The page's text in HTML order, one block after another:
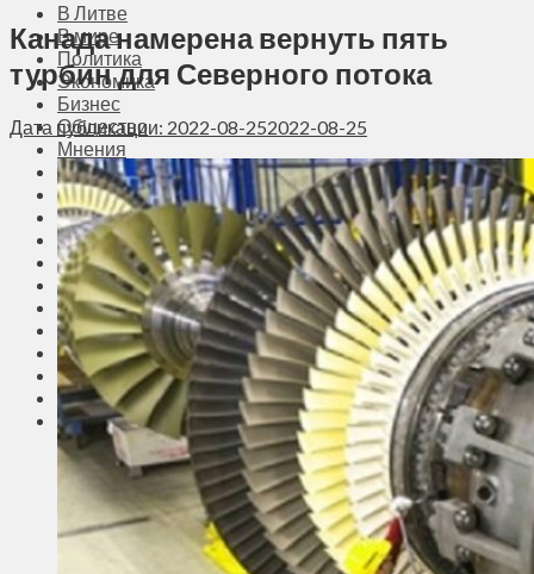
В Литве
В мире
Политика
Экономика
Бизнес
Общество
Мнения
Вильнюс
Клайпеда
Висагинас
Регионы
Соседи
Транспорт
Выбор читателей
Калейдоскоп
Армия
Сейм Литвы
Культура
Больше
Фоторепортаж
Туризм
ЛК рекомендует
Сеньорам
Образование
Здравоохранение
Канада намерена вернуть пять
турбин для Северного потока
Дата публикации: 2022-08-252022-08-25